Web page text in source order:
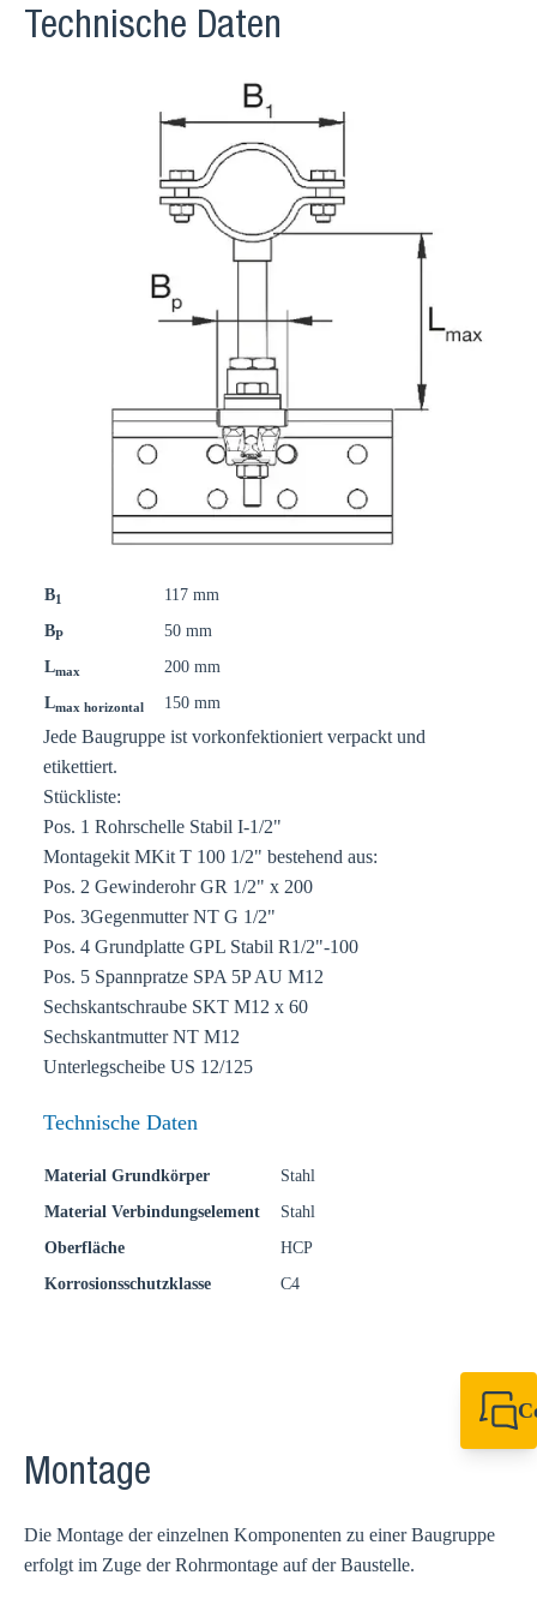
Technische Daten
B1
117 mm
BP
50 mm
Lmax
200 mm
Lmax horizontal 150 mm
Jede Baugruppe ist vorkonfektioniert verpackt und
etikettiert.
Stückliste:
Pos. 1 Rohrschelle Stabil I-1/2"
Montagekit MKit T 100 1/2" bestehend aus:
Pos. 2 Gewinderohr GR 1/2" x 200
Pos. 3Gegenmutter NT G 1/2"
Pos. 4 Grundplatte GPL Stabil R1/2"-100
Pos. 5 Spannpratze SPA 5P AU M12
Sechskantschraube SKT M12 x 60
Sechskantmutter NT M12
Unterlegscheibe US 12/125
Technische Daten
Material Grundkörper
Stahl
Material Verbindungselement
Stahl
Oberfläche
HCP
Korrosionsschutzklasse
C4
Montage
Die Montage der einzelnen Komponenten zu einer Baugruppe
erfolgt im Zuge der Rohrmontage auf der Baustelle.